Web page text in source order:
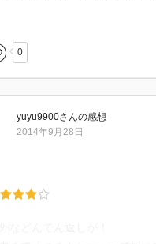
のがすごい。この頃の技術で
0
yuyu9900さんの感想
2014年9月28日